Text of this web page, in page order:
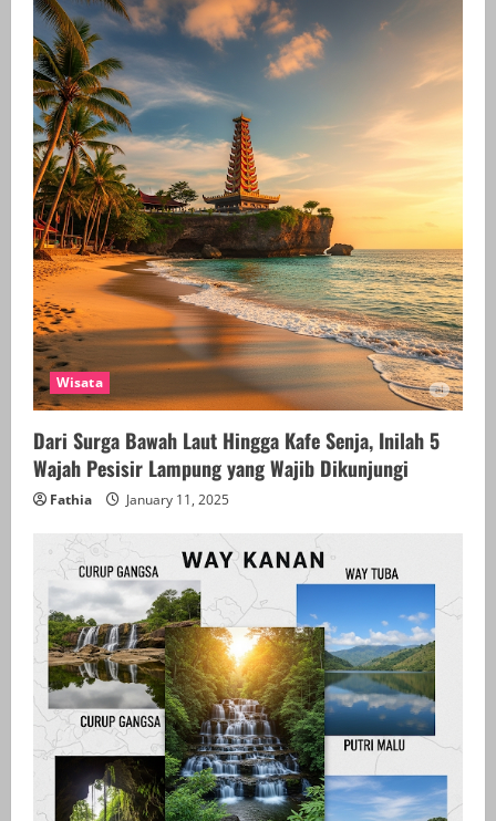
Wisata
Dari Surga Bawah Laut Hingga Kafe Senja, Inilah 5
Wajah Pesisir Lampung yang Wajib Dikunjungi
Fathia January 11, 2025